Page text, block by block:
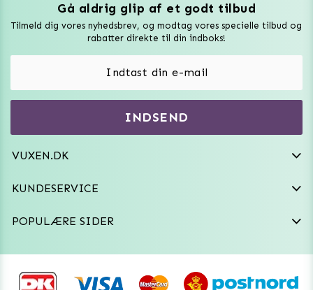
Gå aldrig glip af et godt tilbud
Tilmeld dig vores nyhedsbrev, og modtag vores specielle tilbud og
rabatter direkte til din indboks!
INDSEND
VUXEN.DK
VAT: SE556744520901
kundeservice@vuxen.dk
KUNDESERVICE
Fortryd aftale
POPULÆRE SIDER
Vuxen Magazine
Vibratorer
Frækt undertøj